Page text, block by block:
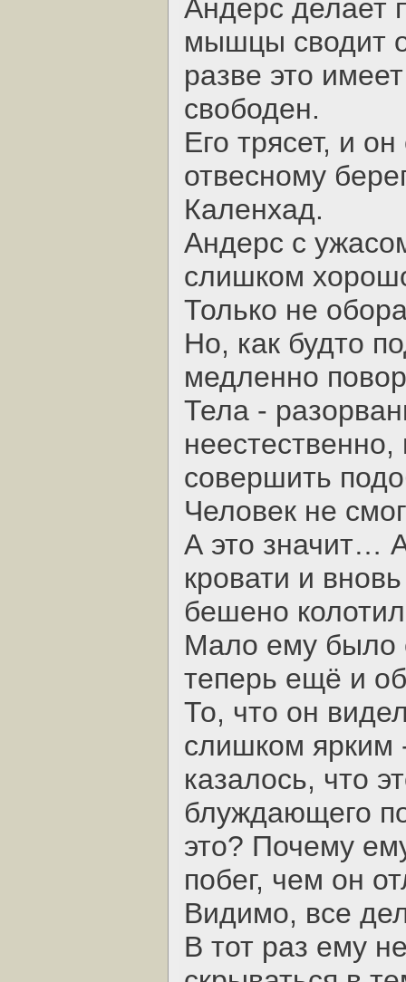
Андерс делает
мышцы сводит
разве это
свободен.
Его трясет, и
отвесному
Каленхад.
Андерс с
слишком
Только не
Но, как будто
медленно
Тела -
совершить
Человек не
А это значит…
кровати и
бешено
Мало ему было
теперь ещё и
То, что он
слишком ярким
казалось, что
блуждающего
это? Почему
побег, чем он
Видимо, все
В тот раз ему